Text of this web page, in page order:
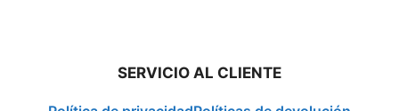
SERVICIO AL CLIENTE